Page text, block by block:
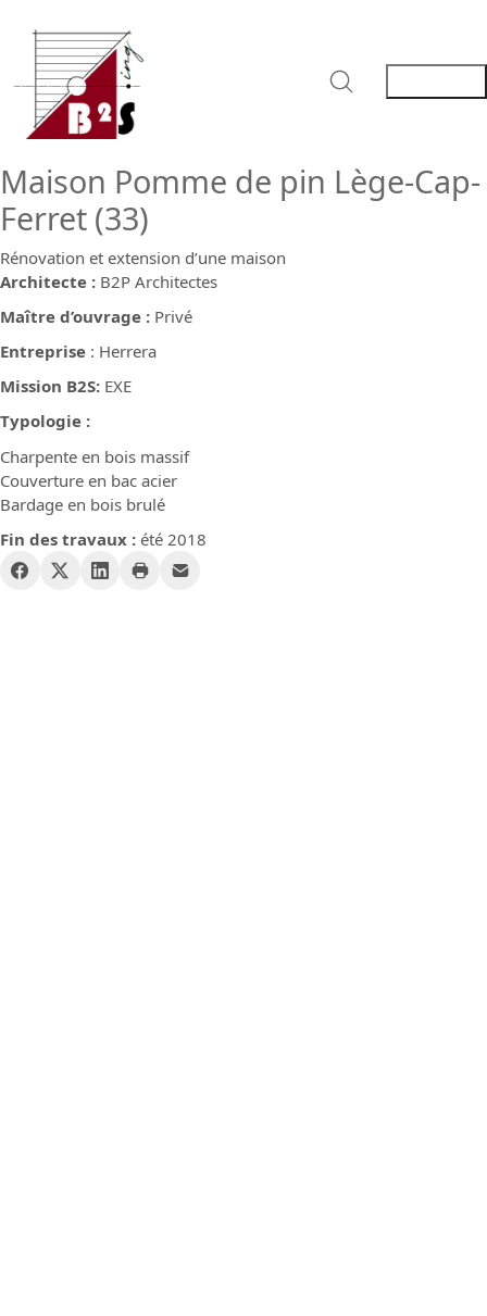
Maison Pomme de pin Lège-Cap-
Ferret (33)
Rénovation et extension d’une maison
Architecte : B2P Architectes
Maître d’ouvrage : Privé
Entreprise : Herrera
Mission B2S: EXE
Typologie :
Charpente en bois massif
Couverture en bac acier
Bardage en bois brulé
Fin des travaux : été 2018